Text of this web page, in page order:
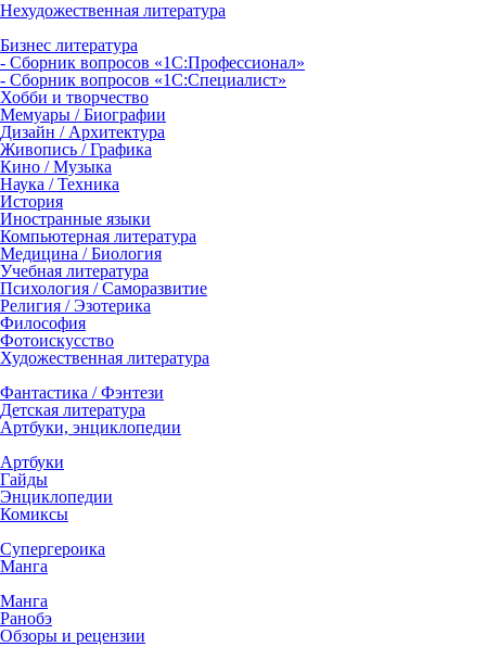
Нехудожественная литература
Бизнес литература
- Сборник вопросов «1С:Профессионал»
- Сборник вопросов «1С:Специалист»
Хобби и творчество
Мемуары / Биографии
Дизайн / Архитектура
Живопись / Графика
Кино / Музыка
Наука / Техника
История
Иностранные языки
Компьютерная литература
Медицина / Биология
Учебная литература
Психология / Саморазвитие
Религия / Эзотерика
Философия
Фотоискусство
Художественная литература
Фантастика / Фэнтези
Детская литература
Артбуки, энциклопедии
Артбуки
Гайды
Энциклопедии
Комиксы
Супергероика
Манга
Манга
Ранобэ
Обзоры и рецензии